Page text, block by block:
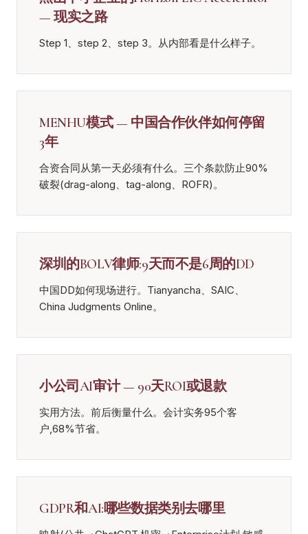
— 现实之路
Step 1、step 2、step 3。从内部看是什么样子。
MENHU模式 — 中国合作伙伴如何停留
3年
合资合同从第一天必须有什么。三个条款防止90%
破裂(drag-along、tag-along、ROFR)。
深圳的BOLV律师:9天而不是6周的DD
中国DD如何现场进行。Tianyancha、SAIC、
China Judgments Online。
小公司AI审计 — 90天ROI或退款
实用方法。前后衡量什么。会计实务95个客
户,68%节省。
GDPR和AI:哪些数据类别去哪里